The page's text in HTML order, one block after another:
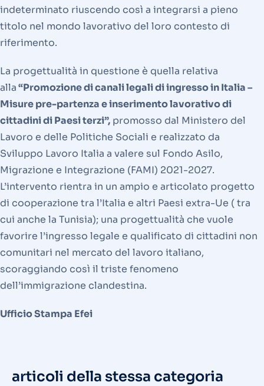
indeterminato riuscendo così a integrarsi a pieno
titolo nel mondo lavorativo del loro contesto di
riferimento.
La progettualità in questione è quella relativa
alla“Promozione di canali legali di ingresso in Italia –
Misure pre-partenza e inserimento lavorativo di
cittadini di Paesi terzi”, promosso dal Ministero del
Lavoro e delle Politiche Sociali e realizzato da
Sviluppo Lavoro Italia a valere sul Fondo Asilo,
Migrazione e Integrazione (FAMI) 2021-2027.
L’intervento rientra in un ampio e articolato progetto
di cooperazione tra l’Italia e altri Paesi extra-Ue ( tra
cui anche la Tunisia); una progettualità che vuole
favorire l’ingresso legale e qualificato di cittadini non
comunitari nel mercato del lavoro italiano,
scoraggiando così il triste fenomeno
dell’immigrazione clandestina.
Ufficio Stampa Efei
articoli della stessa categoria